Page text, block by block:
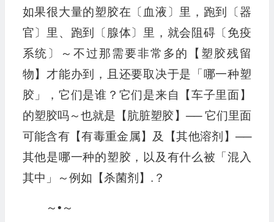
如果很大量的塑胶在〔血液〕里，跑到〔器
官〕里、跑到〔腺体〕里，就会阻碍〔免疫
系统〕～不过那需要非常多的【塑胶残留
物】才能办到，且还要取决于是「哪一种塑
胶」，它们是谁？它们是来自【车子里面】
的塑胶吗～也就是【肮脏塑胶】── 它们里面
可能含有【有毒重金属】及【其他溶剂】──
其他是哪一种的塑胶，以及有什么被「混入
其中」～例如【杀菌剂】.？
～•～